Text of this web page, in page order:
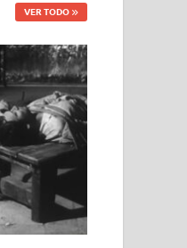
VER TODO